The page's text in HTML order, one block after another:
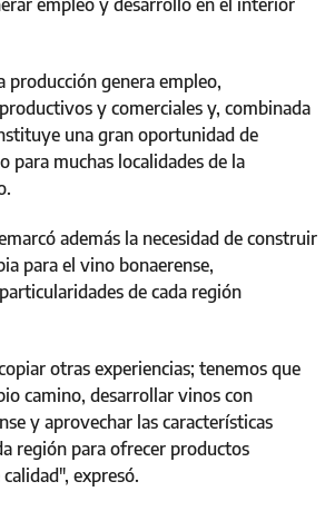
empleo y desarrollo en el interior
producción genera empleo,
y comerciales y, combinada
una gran oportunidad de
para muchas localidades de la
además la necesidad de construir
para el vino bonaerense,
de cada región
otras experiencias; tenemos que
camino, desarrollar vinos con
y aprovechar las características
región para ofrecer productos
expresó.